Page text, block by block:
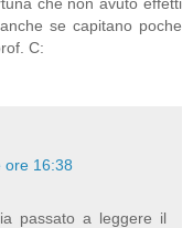
che non avuto effetti
se capitano poche
C:
ore 16:38
passato a leggere il